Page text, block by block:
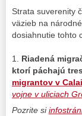
Strata suverenity
väzieb na
dosiahnutie tohto
Plán
1.
Riadená
ktorí páchajú
migrantov v
vojne v uliciach
Pozrite si